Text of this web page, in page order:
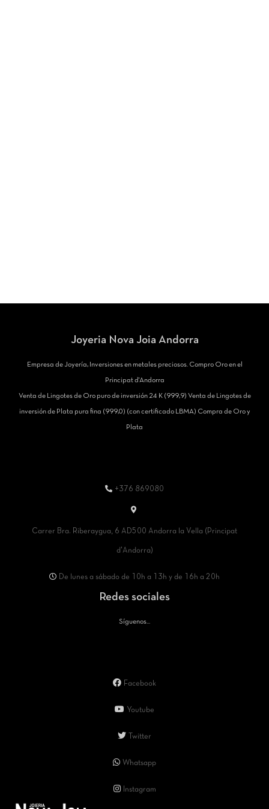
Joyeria Nova Joia Andorra
Empresa de Joyería, Inversiones en metales preciosos. Compro Oro en el
Principat d'Andorra
Venta de Lingotes de Oro puro de inversión 24 K (999,9) Venta de Lingotes de
inversión de Plata pura fina (999,0) (con certificado LBMA) Compra de Oro y
Plata
+376 869080
Carrer Bra. Riberaygua, 6 AD500 Andorra la Vella (Principat
d'Andorra)
De lunes a sábado de 10h a 13h y de 16h a 20h
Redes sociales
Síguenos...
Facebook
Youtube
Twitter
Whatsapp
Instagram